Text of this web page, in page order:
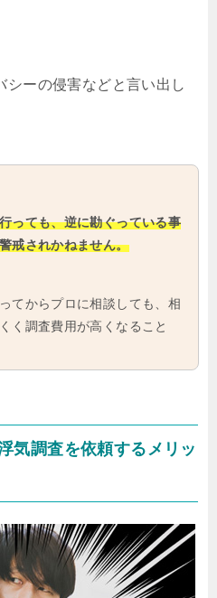
シーの侵害などと言い出し
っても、逆に勘ぐっている事
戒されかねません。
てからプロに相談しても、相
く調査費用が高くなること
気調査を依頼するメリッ